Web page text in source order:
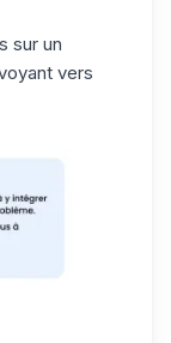
sur un
vers